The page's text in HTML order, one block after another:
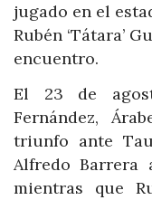
jugado en el
Rubén ‘Tátara’
encuentro.
El 23 de
Fernández,
triunfo ante
Alfredo Barrera
mientras que